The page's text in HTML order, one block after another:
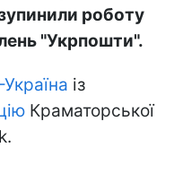
роботу
"Укрпошти".
із
Краматорської